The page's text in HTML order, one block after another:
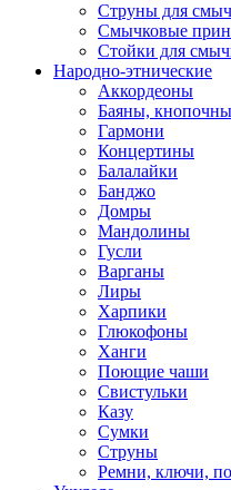
Струны для
Смычковые
Стойки для
Народно-этнические
Аккордеоны
Баяны,
Гармони
Концертины
Балалайки
Банджо
Домры
Мандолины
Гусли
Варганы
Лиры
Харпики
Глюкофоны
Ханги
Поющие чаши
Свистульки
Казу
Сумки
Струны
Ремни, ключи,